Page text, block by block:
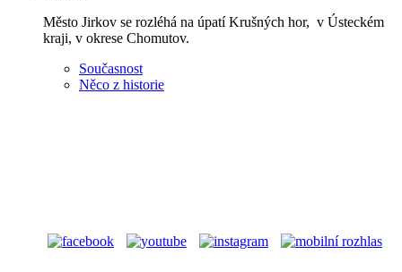
Město Jirkov se rozléhá na úpatí Krušných hor, v Ústeckém
kraji, v okrese Chomutov.
Současnost
Něco z historie